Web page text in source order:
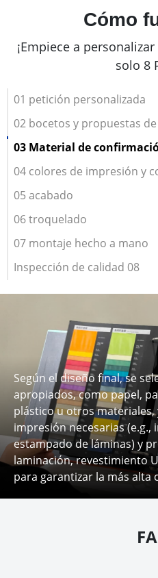
Cómo
¡Empiece a
solo 8
01 petición personalizada
02 bocetos y propuestas
03 Material de
04 colores de impresión y
05 acabado
06 troquelado
07 montaje hecho a mano
Inspección de calidad 08
Según el diseño final, se
apropiados, como papel,
plástico u otros materiales,
impresión necesarias
estampado de láminas) y
laminación, revestimiento
para garantizar la más alta